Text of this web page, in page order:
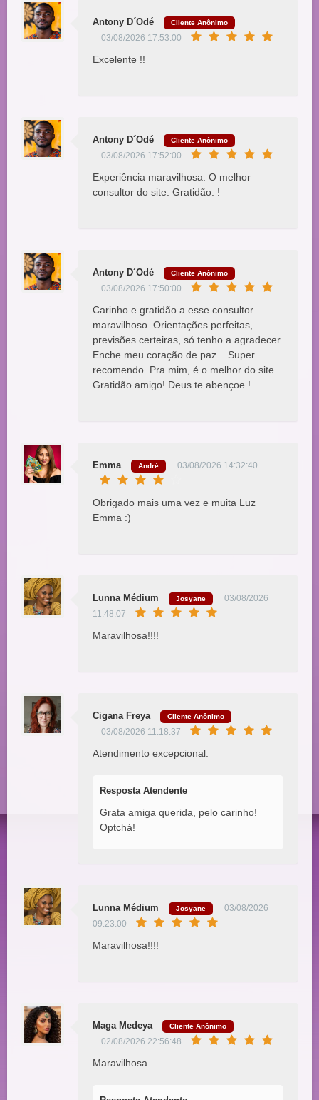
Antony D´Odé Cliente Anônimo
03/08/2026 17:53:00
Excelente !!
Antony D´Odé Cliente Anônimo
03/08/2026 17:52:00
Experiência maravilhosa. O melhor
consultor do site. Gratidão. !
Antony D´Odé Cliente Anônimo
03/08/2026 17:50:00
Carinho e gratidão a esse consultor
maravilhoso. Orientações perfeitas,
previsões certeiras, só tenho a agradecer.
Enche meu coração de paz... Super
recomendo. Pra mim, é o melhor do site.
Gratidão amigo! Deus te abençoe !
Emma André 03/08/2026 14:32:40
Obrigado mais uma vez e muita Luz
Emma :)
Lunna Médium Josyane
03/08/2026
11:48:07
Maravilhosa!!!!
Cigana Freya Cliente Anônimo
03/08/2026 11:18:37
Atendimento excepcional.
Resposta Atendente
Grata amiga querida, pelo carinho!
Optchá!
Lunna Médium Josyane
03/08/2026
09:23:00
Maravilhosa!!!!
Maga Medeya Cliente Anônimo
02/08/2026 22:56:48
Maravilhosa